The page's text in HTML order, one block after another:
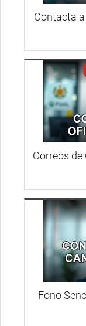
Contacta
Correos
Fono